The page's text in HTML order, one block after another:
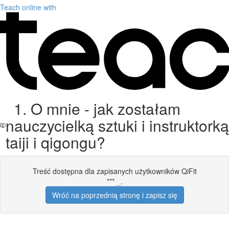
Teach online with
1. O mnie - jak zostałam
nauczycielką sztuki i instruktorką
taiji i qigongu?
Treść dostępna dla zapisanych użytkowników QiFit
***
.
Wróć na poprzednią stronę i zapisz się